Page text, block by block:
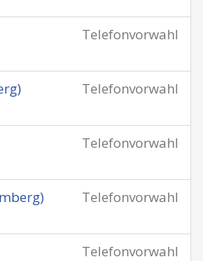
Telefonvorwahl
Telefonvorwahl
Telefonvorwahl
Telefonvorwahl
Telefonvorwahl